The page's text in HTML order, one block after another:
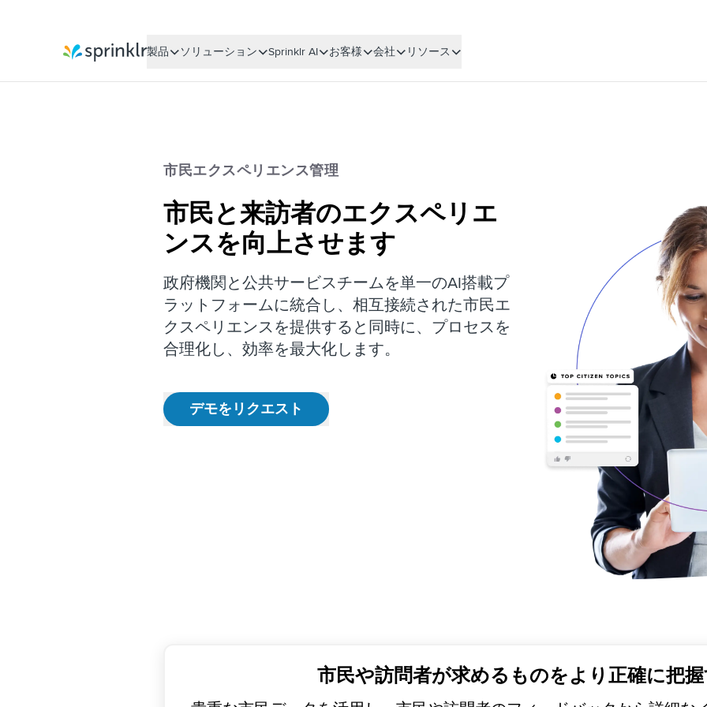
製品 ソリューション Sprinklr AI お客様 会社 リソース
市民エクスペリエンス管理
市民と来訪者のエクスペリエ
ンスを向上させます
政府機関と公共サービスチームを単一のAI搭載プ
ラットフォームに統合し、相互接続された市民エ
クスペリエンスを提供すると同時に、プロセスを
合理化し、効率を最大化します。
デモをリクエスト
市民や訪問者が求めるものをより正確に把